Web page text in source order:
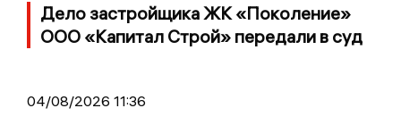
Дело застройщика ЖК «Поколение»
ООО «Капитал Строй» передали в суд
04/08/2026 11:36